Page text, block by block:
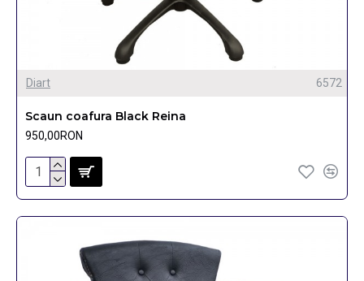
Diart 6572
Scaun coafura Black Reina
950,00RON